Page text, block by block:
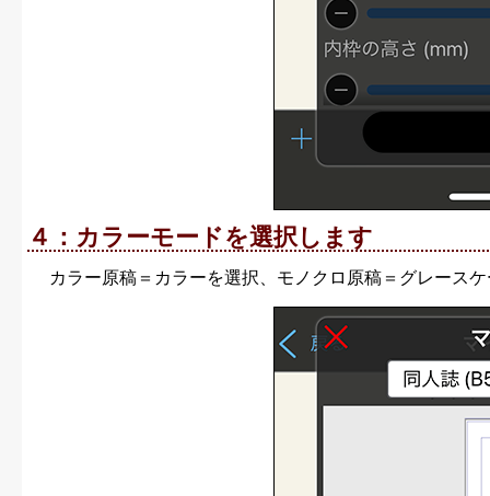
４：カラーモードを選択します
カラー原稿＝カラーを選択、モノクロ原稿＝グレース